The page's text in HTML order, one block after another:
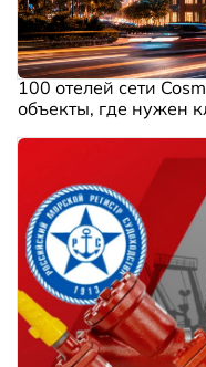
100 отелей сети
объекты, где нужен